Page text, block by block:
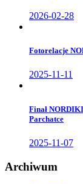
2026-02-28
Fotorelacje
2025-11-11
Finał
Parchatce
2025-11-07
Archiwum